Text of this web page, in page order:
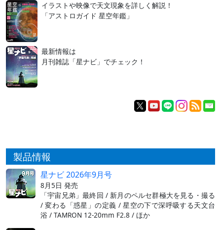
イラストや映像で天文現象を詳しく解説！
「アストロガイド 星空年鑑」
最新情報は
月刊雑誌「星ナビ」でチェック！
製品情報
星ナビ 2026年9月号
8月5日 発売
「宇宙兄弟」最終回 / 新月のペルセ群極大を見る・撮る
/ 変わる「惑星」の定義 / 星空の下で深呼吸する天文台
浴 / TAMRON 12-20mm F2.8 / ほか